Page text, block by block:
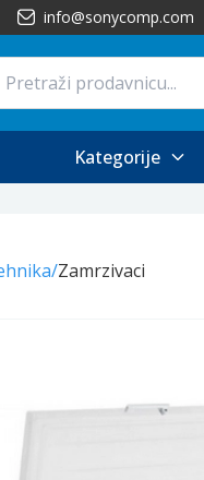
info@sonycomp.com
Kategorije
/Zamrzivaci